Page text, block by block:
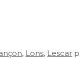
, Lons, Lescar